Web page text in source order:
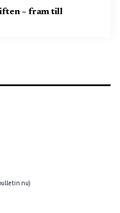
– fram till